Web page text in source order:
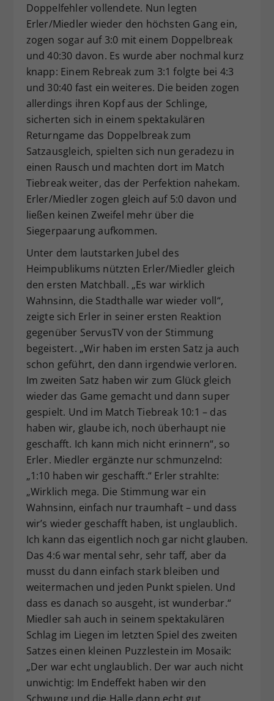
Doppelfehler vollendete. Nun legten
Erler/Miedler wieder den höchsten Gang ein,
zogen sogar auf 3:0 mit einem Doppelbreak
und 40:30 davon. Es wurde aber nochmal kurz
knapp: Einem Rebreak zum 3:1 folgte bei 4:3
und 30:40 fast ein weiteres. Die beiden zogen
allerdings ihren Kopf aus der Schlinge,
sicherten sich in einem spektakulären
Returngame das Doppelbreak zum
Satzausgleich, spielten sich nun geradezu in
einen Rausch und machten dort im Match
Tiebreak weiter, das der Perfektion nahekam.
Erler/Miedler zogen gleich auf 5:0 davon und
ließen keinen Zweifel mehr über die
Siegerpaarung aufkommen.
Unter dem lautstarken Jubel des
Heimpublikums nützten Erler/Miedler gleich
den ersten Matchball. „Es war wirklich
Wahnsinn, die Stadthalle war wieder voll“,
zeigte sich Erler in seiner ersten Reaktion
gegenüber ServusTV von der Stimmung
begeistert. „Wir haben im ersten Satz ja auch
schon geführt, den dann irgendwie verloren.
Im zweiten Satz haben wir zum Glück gleich
wieder das Game gemacht und dann super
gespielt. Und im Match Tiebreak 10:1 – das
haben wir, glaube ich, noch überhaupt nie
geschafft. Ich kann mich nicht erinnern“, so
Erler. Miedler ergänzte nur schmunzelnd:
„1:10 haben wir geschafft.“ Erler strahlte:
„Wirklich mega. Die Stimmung war ein
Wahnsinn, einfach nur traumhaft – und dass
wir’s wieder geschafft haben, ist unglaublich.
Ich kann das eigentlich noch gar nicht glauben.
Das 4:6 war mental sehr, sehr taff, aber da
musst du dann einfach stark bleiben und
weitermachen und jeden Punkt spielen. Und
dass es danach so ausgeht, ist wunderbar.“
Miedler sah auch in seinem spektakulären
Schlag im Liegen im letzten Spiel des zweiten
Satzes einen kleinen Puzzlestein im Mosaik:
„Der war echt unglaublich. Der war auch nicht
unwichtig: Im Endeffekt haben wir den